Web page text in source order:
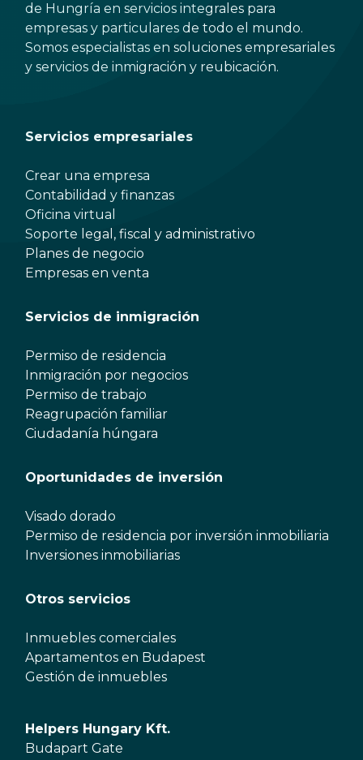
de Hungría en servicios integrales para
empresas y particulares de todo el mundo.
Somos especialistas en soluciones empresariales
y servicios de inmigración y reubicación.
Servicios empresariales
Crear una empresa
Contabilidad y finanzas
Oficina virtual
Soporte legal, fiscal y administrativo
Planes de negocio
Empresas en venta
Servicios de inmigración
Permiso de residencia
Inmigración por negocios
Permiso de trabajo
Reagrupación familiar
Ciudadanía húngara
Oportunidades de inversión
Visado dorado
Permiso de residencia por inversión inmobiliaria
Inversiones inmobiliarias
Otros servicios
Inmuebles comerciales
Apartamentos en Budapest
Gestión de inmuebles
Helpers Hungary Kft.
Budapart Gate